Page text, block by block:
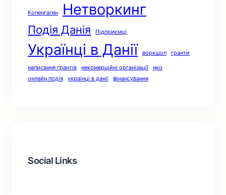
Копенгаген Нетворкинг
Подія Данія Підприємці
Українці в Данії воркшоп гранти
написання грантів некомерційні організації
нко
онлайн подія
українці в данії фінансування
Social Links